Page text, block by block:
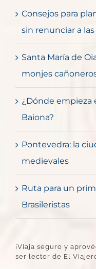
Consejos para
sin renunciar a
Santa María de
monjes
¿Dónde empieza
Baiona?
Pontevedra: la
medievales
Ruta para un
Brasileristas
¡Viaja seguro y
ser lector de El